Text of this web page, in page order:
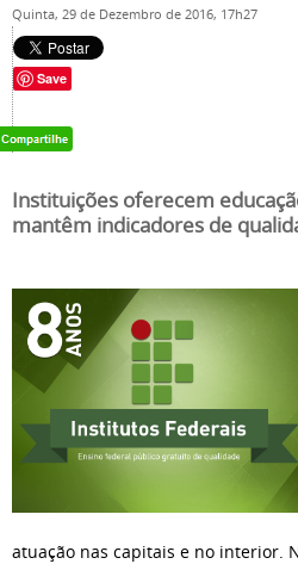
Quinta, 29 de Dezembro de 2016, 17h27
Save
Instituições oferecem
mantêm indicadores de
atuação nas capitais e no interior.